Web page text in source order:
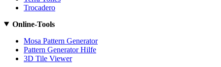
Trocadero
Online-Tools
Mosa Pattern Generator
Pattern Generator Hilfe
3D Tile Viewer